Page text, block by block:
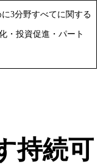
3分野すべてに関する
・投資促進・パート
持続可